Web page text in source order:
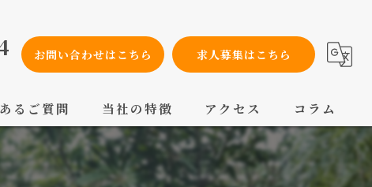
お問い合わせはこちら 求人募集はこちら
るご質問 当社の特徴
設備工事
アクセス コラム